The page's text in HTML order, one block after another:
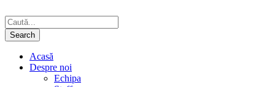
Acasă
Despre noi
Echipa